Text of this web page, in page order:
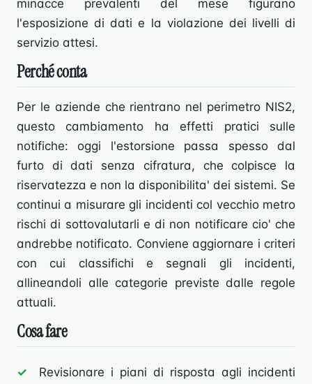
minacce prevalenti del mese figurano
l'esposizione di dati e la violazione dei livelli di
servizio attesi.
Perché conta
Per le aziende che rientrano nel perimetro NIS2,
questo cambiamento ha effetti pratici sulle
notifiche: oggi l'estorsione passa spesso dal
furto di dati senza cifratura, che colpisce la
riservatezza e non la disponibilita' dei sistemi. Se
continui a misurare gli incidenti col vecchio metro
rischi di sottovalutarli e di non notificare cio' che
andrebbe notificato. Conviene aggiornare i criteri
con cui classifichi e segnali gli incidenti,
allineandoli alle categorie previste dalle regole
attuali.
Cosa fare
Revisionare i piani di risposta agli incidenti